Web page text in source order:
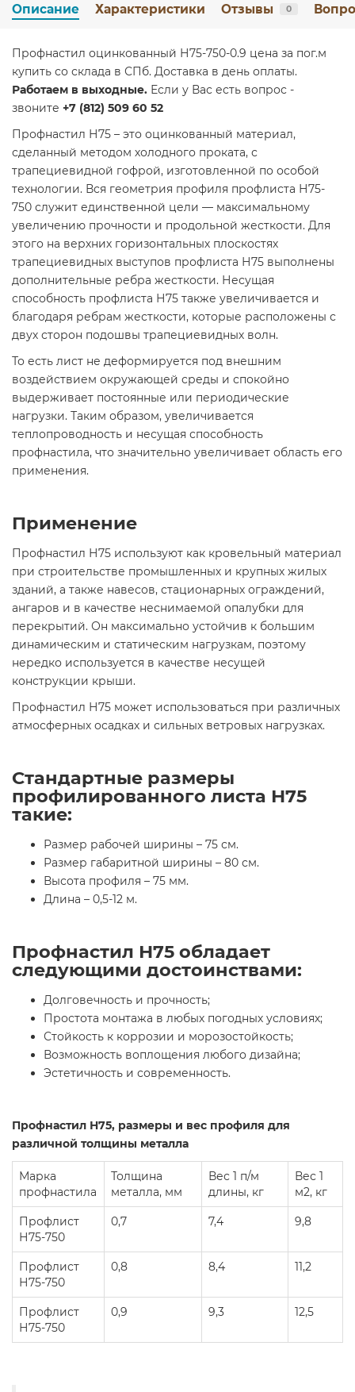
Описание Характеристики Отзывы 0
Профнастил оцинкованный Н75-750-0.9 цена за пог.м
купить со склада в СПб. Доставка в день оплаты.
Работаем в выходные. Если у Вас есть вопрос -
звоните +7 (812) 509 60 52
Профнастил Н75 – это оцинкованный материал,
сделанный методом холодного проката, с
трапециевидной гофрой, изготовленной по особой
технологии. Вся геометрия профиля профлиста Н75-
750 служит единственной цели — максимальному
увеличению прочности и продольной жесткости. Для
этого на верхних горизонтальных плоскостях
трапециевидных выступов профлиста Н75 выполнены
дополнительные ребра жесткости. Несущая
способность профлиста Н75 также увеличивается и
благодаря ребрам жесткости, которые расположены с
двух сторон подошвы трапециевидных волн.
То есть лист не деформируется под внешним
воздействием окружающей среды и спокойно
выдерживает постоянные или периодические
нагрузки. Таким образом, увеличивается
теплопроводность и несущая способность
профнастила, что значительно увеличивает область его
применения.
Применение
Профнастил Н75 используют как кровельный материал
при строительстве промышленных и крупных жилых
зданий, а также навесов, стационарных ограждений,
ангаров и в качестве неснимаемой опалубки для
перекрытий. Он максимально устойчив к большим
динамическим и статическим нагрузкам, поэтому
нередко используется в качестве несущей
конструкции крыши.
Профнастил Н75 может использоваться при различных
атмосферных осадках и сильных ветровых нагрузках.
Стандартные размеры
профилированного листа Н75
такие:
Размер рабочей ширины – 75 см.
Размер габаритной ширины – 80 см.
Высота профиля – 75 мм.
Длина – 0,5-12 м.
Профнастил Н75 обладает
следующими достоинствами:
Долговечность и прочность;
Простота монтажа в любых погодных условиях;
Стойкость к коррозии и морозостойкость;
Возможность воплощения любого дизайна;
Эстетичность и современность.
Профнастил Н75, размеры и вес профиля для
различной толщины металла
Марка
профнастила
Толщина
металла, мм
Вес 1 п/м
длины, кг
Вес 1
м2, кг
Профлист
Н75-750
0,7 7,4 9,8
Профлист
Н75-750
0,8 8,4 11,2
Профлист
Н75-750
0,9 9,3 12,5